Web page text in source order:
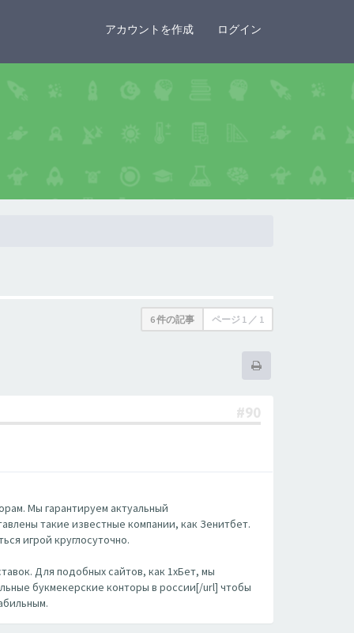
アカウントを作成 ログイン
6 件の記事 ページ 1 ／ 1
#90
Мы гарантируем актуальный
такие известные компании, как Зенитбет.
игрой круглосуточно.
Для подобных сайтов, как 1хБет, мы
букмекерские конторы в россии[/url] чтобы